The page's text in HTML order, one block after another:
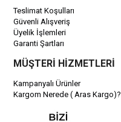
Teslimat Koşulları
Güvenli Alışveriş
Üyelik İşlemleri
Garanti Şartları
MÜŞTERİ HİZMETLERİ
Kampanyalı Ürünler
Kargom Nerede ( Aras Kargo)?